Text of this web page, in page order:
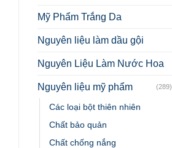
Mỹ Phẩm Trắng Da
Nguyên liệu làm dầu gội
Nguyên Liệu Làm Nước Hoa
Nguyên liệu mỹ phẩm (289)
Các loại bột thiên nhiên
Chất bảo quản
Chất chống nắng